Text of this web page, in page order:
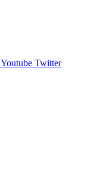
Youtube Twitter